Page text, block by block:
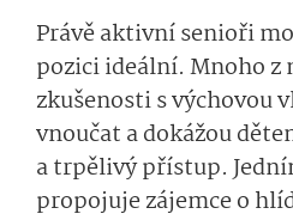
Právě aktivní senioři
pozici ideální. Mnoho z
zkušenosti s výchovou
vnoučat a dokážou
a trpělivý přístup.
propojuje zájemce o